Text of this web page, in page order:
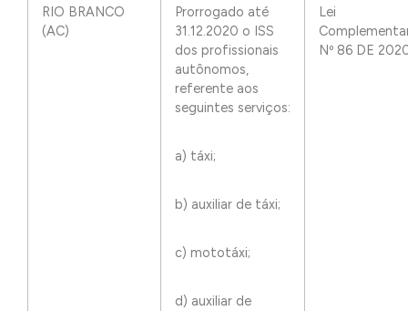
RIO BRANCO
(AC)
Prorrogado até
31.12.2020 o ISS
dos profissionais
autônomos,
referente aos
seguintes serviços:
a) táxi;
b) auxiliar de táxi;
c) mototáxi;
d) auxiliar de
Lei
Nº 86 DE